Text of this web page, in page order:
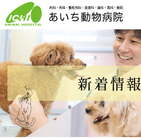
新着情報